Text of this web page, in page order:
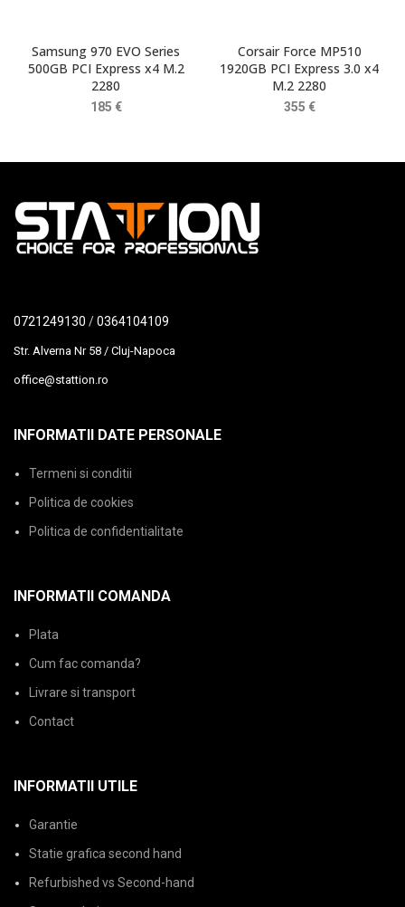
Samsung 970 EVO Series
500GB PCI Express x4 M.2
2280
185 €
Corsair Force MP510
1920GB PCI Express 3.0 x4
M.2 2280
355 €
0721249130 /0364104109
Str. Alverna Nr 58 / Cluj-Napoca
office@stattion.ro
INFORMATII DATE PERSONALE
Termeni si conditii
Politica de cookies
Politica de confidentialitate
INFORMATII COMANDA
Plata
Cum fac comanda?
Livrare si transport
Contact
INFORMATII UTILE
Garantie
Statie grafica second hand
Refurbished vs Second-hand